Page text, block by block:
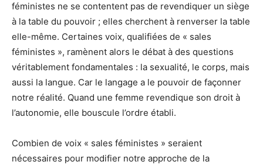
féministes ne se contentent pas de revendiquer un siège
à la table du pouvoir ; elles cherchent à renverser la table
elle-même. Certaines voix, qualifiées de « sales
féministes », ramènent alors le débat à des questions
véritablement fondamentales : la sexualité, le corps, mais
aussi la langue. Car le langage a le pouvoir de façonner
notre réalité. Quand une femme revendique son droit à
l’autonomie, elle bouscule l’ordre établi.
Combien de voix « sales féministes » seraient
nécessaires pour modifier notre approche de la